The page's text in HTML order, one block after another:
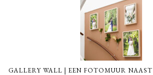
GALLERY WALL | EEN FOTOMUUR